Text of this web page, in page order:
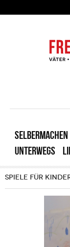
SELBERMACHEN
UNTERWEGS
SPIELE FÜR